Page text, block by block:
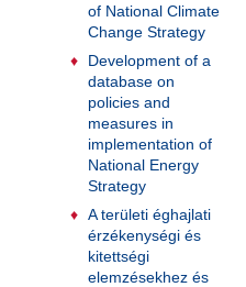
of National Climate
Change Strategy
Development of a
database on
policies and
measures in
implementation of
National Energy
Strategy
A területi éghajlati
érzékenységi és
kitettségi
elemzésekhez és